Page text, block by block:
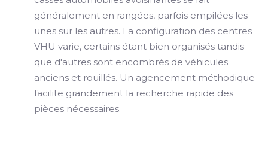
généralement en rangées, parfois empilées les
unes sur les autres. La configuration des centres
VHU varie, certains étant bien organisés tandis
que d'autres sont encombrés de véhicules
anciens et rouillés. Un agencement méthodique
facilite grandement la recherche rapide des
pièces nécessaires.